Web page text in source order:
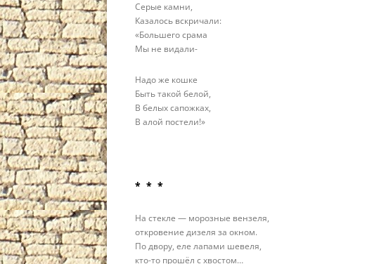
Серые камни,
Казалось вскричали:
«Большего срама
Мы не видали-
Надо же кошке
Быть такой белой,
В белых сапожках,
В алой постели!»
* * *
На стекле — морозные вензеля,
откровение дизеля за окном.
По двору, еле лапами шевеля,
кто-то прошёл с хвостом…